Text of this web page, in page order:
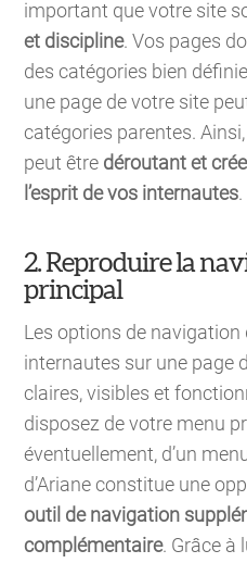
important que votre site
et discipline. Vos pages
des catégories bien
une page de votre site
catégories parentes. Ainsi,
peut être déroutant et
l’esprit de vos internautes.
2. Reproduire la
principal
Les options de
internautes sur une page
claires, visibles et
disposez de votre menu
éventuellement, d’un
d’Ariane constitue une
outil de navigation
complémentaire. Grâce à